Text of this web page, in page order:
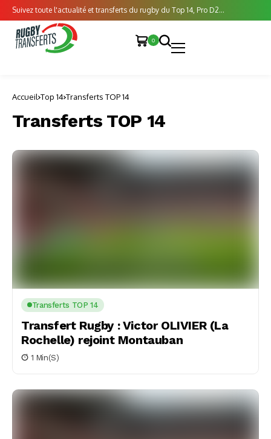
Suivez toute l'actualité et transferts du rugby du Top 14, Pro D2...
0
Accueil Top 14 Transferts TOP 14
Transferts TOP 14
Transferts TOP 14
Transfert Rugby : Victor OLIVIER (La
Rochelle) rejoint Montauban
1 Min(s)